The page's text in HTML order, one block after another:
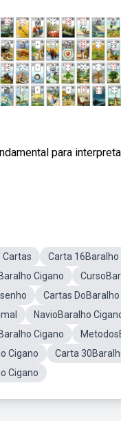
para
Cartas
Carta 16Baralho
Cigano
Cartas DoBaralho
NavioBaralho
Cigano
Cigano
Carta
Cigano